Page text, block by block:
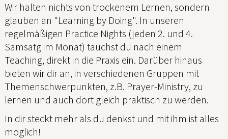
Wir halten nichts von trockenem Lernen, sondern
glauben an "Learning by Doing". In unseren
regelmäßigen Practice Nights (jeden 2. und 4.
Samsatg im Monat) tauchst du nach einem
Teaching, direkt in die Praxis ein. Darüber hinaus
bieten wir dir an, in verschiedenen Gruppen mit
Themenschwerpunkten, z.B. Prayer-Ministry, zu
lernen und auch dort gleich praktisch zu werden.
In dir steckt mehr als du denkst und mit ihm ist alles
möglich!